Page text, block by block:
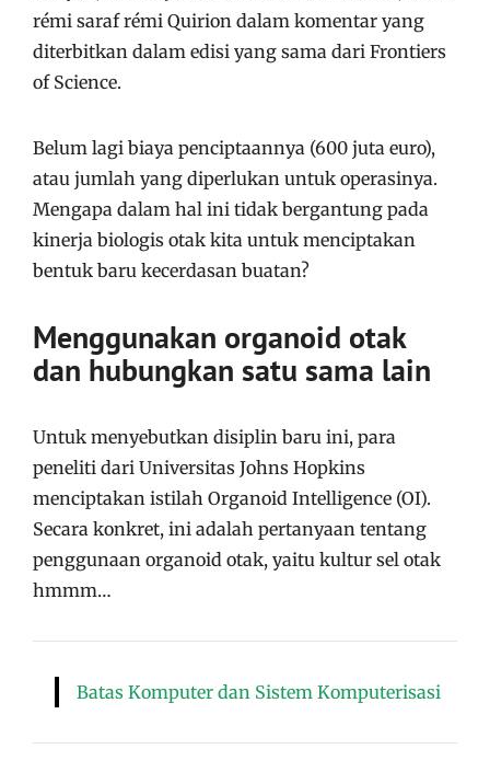
rémi saraf rémi Quirion dalam komentar yang
diterbitkan dalam edisi yang sama dari Frontiers
of Science.
Belum lagi biaya penciptaannya (600 juta euro),
atau jumlah yang diperlukan untuk operasinya.
Mengapa dalam hal ini tidak bergantung pada
kinerja biologis otak kita untuk menciptakan
bentuk baru kecerdasan buatan?
Menggunakan organoid otak
dan hubungkan satu sama lain
Untuk menyebutkan disiplin baru ini, para
peneliti dari Universitas Johns Hopkins
menciptakan istilah Organoid Intelligence (OI).
Secara konkret, ini adalah pertanyaan tentang
penggunaan organoid otak, yaitu kultur sel otak
hmmm…
Batas Komputer dan Sistem Komputerisasi